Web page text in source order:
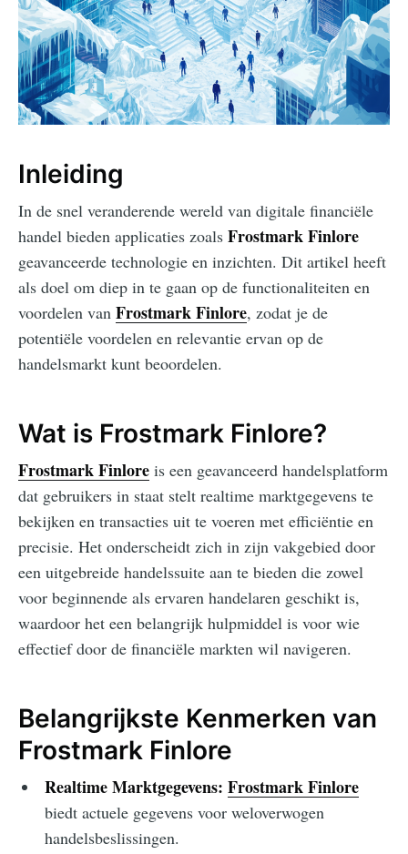
Inleiding
In de snel veranderende wereld van digitale financiële
handel bieden applicaties zoals Frostmark Finlore
geavanceerde technologie en inzichten. Dit artikel heeft
als doel om diep in te gaan op de functionaliteiten en
voordelen van Frostmark Finlore, zodat je de
potentiële voordelen en relevantie ervan op de
handelsmarkt kunt beoordelen.
Wat is Frostmark Finlore?
Frostmark Finlore is een geavanceerd handelsplatform
dat gebruikers in staat stelt realtime marktgegevens te
bekijken en transacties uit te voeren met efficiëntie en
precisie. Het onderscheidt zich in zijn vakgebied door
een uitgebreide handelssuite aan te bieden die zowel
voor beginnende als ervaren handelaren geschikt is,
waardoor het een belangrijk hulpmiddel is voor wie
effectief door de financiële markten wil navigeren.
Belangrijkste Kenmerken van
Frostmark Finlore
Realtime Marktgegevens: Frostmark Finlore
biedt actuele gegevens voor weloverwogen
handelsbeslissingen.